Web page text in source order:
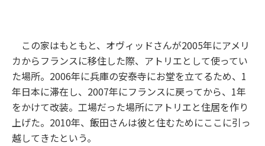
この家はもともと、オヴィッドさんが2005年にアメリ
カからフランスに移住した際、アトリエとして使ってい
た場所。2006年に兵庫の安泰寺にお堂を立てるため、1
年日本に滞在し、2007年にフランスに戻ってから、1年
をかけて改装。工場だった場所にアトリエと住居を作り
上げた。2010年、飯田さんは彼と住むためにここに引っ
越してきたという。